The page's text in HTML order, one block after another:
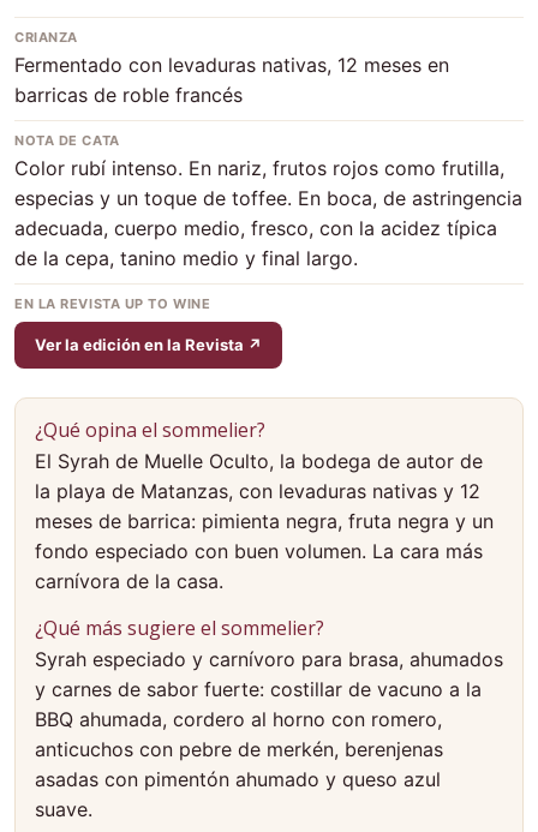
CRIANZA
Fermentado con levaduras nativas, 12 meses en
barricas de roble francés
NOTA DE CATA
Color rubí intenso. En nariz, frutos rojos como frutilla,
especias y un toque de toffee. En boca, de astringencia
adecuada, cuerpo medio, fresco, con la acidez típica
de la cepa, tanino medio y final largo.
EN LA REVISTA UP TO WINE
Ver la edición en la Revista ↗
¿Qué opina el sommelier?
El Syrah de Muelle Oculto, la bodega de autor de
la playa de Matanzas, con levaduras nativas y 12
meses de barrica: pimienta negra, fruta negra y un
fondo especiado con buen volumen. La cara más
carnívora de la casa.
¿Qué más sugiere el sommelier?
Syrah especiado y carnívoro para brasa, ahumados
y carnes de sabor fuerte: costillar de vacuno a la
BBQ ahumada, cordero al horno con romero,
anticuchos con pebre de merkén, berenjenas
asadas con pimentón ahumado y queso azul
suave.